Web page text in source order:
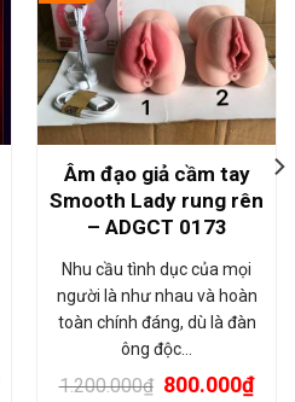
Âm đạo giả cầm tay
Smooth Lady rung rên
– ADGCT 0173
Nhu cầu tình dục của mọi
người là như nhau và hoàn
toàn chính đáng, dù là đàn
ông độc…
1.200.000₫ 800.000₫